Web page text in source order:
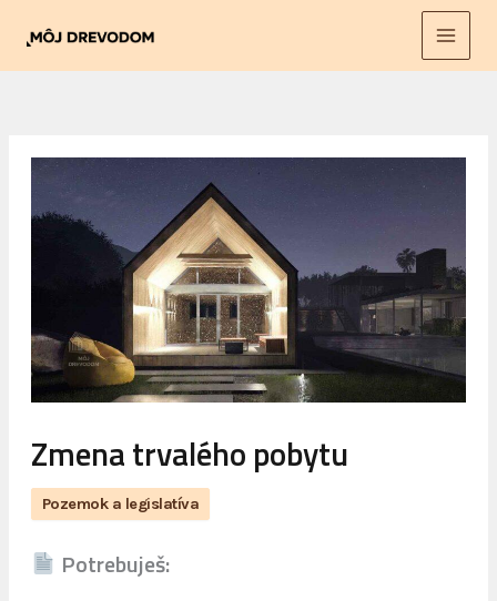
obsah
Zmena trvalého pobytu
Pozemok a legislatíva
Potrebuješ: